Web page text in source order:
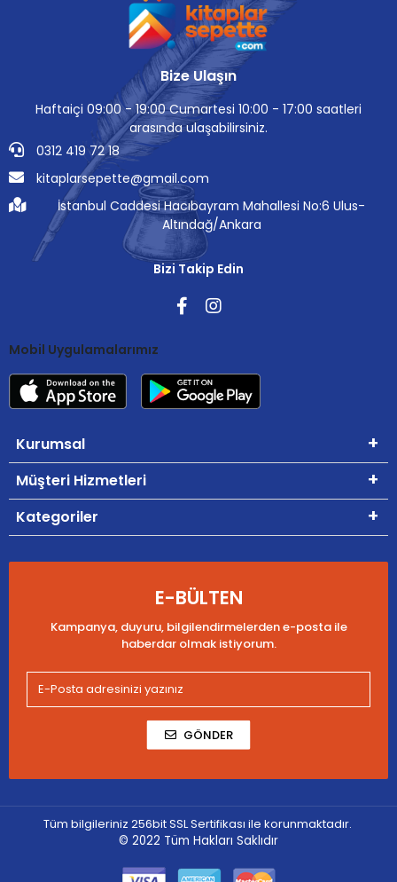
Bize Ulaşın
Haftaiçi 09:00 - 19:00 Cumartesi 10:00 - 17:00 saatleri
arasında ulaşabilirsiniz.
0312 419 72 18
kitaplarsepette@gmail.com
İstanbul Caddesi Hacıbayram Mahallesi No:6 Ulus-
Altındağ/Ankara
Bizi Takip Edin
Mobil Uygulamalarımız
Kurumsal
Müşteri Hizmetleri
Kategoriler
E-BÜLTEN
Kampanya, duyuru, bilgilendirmelerden e-posta ile
haberdar olmak istiyorum.
GÖNDER
Tüm bilgileriniz 256bit SSL Sertifikası ile korunmaktadır.
© 2022 Tüm Hakları Saklıdır